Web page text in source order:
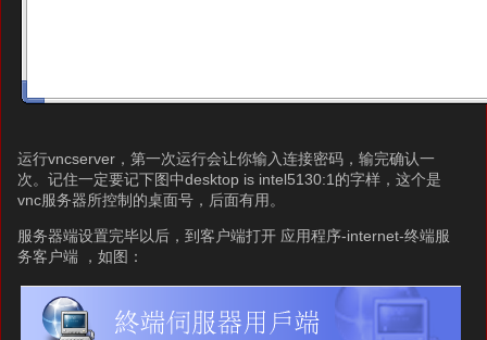
运行vncserver，第一次运行会让你输入连接密码，输完确认一
次。记住一定要记下图中desktop is intel5130:1的字样，这个是
vnc服务器所控制的桌面号，后面有用。
服务器端设置完毕以后，到客户端打开 应用程序-internet-终端服
务客户端 ，如图：